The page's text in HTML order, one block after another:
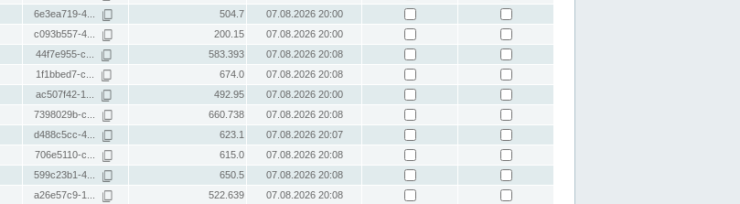
6e3ea719-4... 504.7
07.08.2026 20:00
c093b557-4... 200.15
07.08.2026 20:00
44f7e955-c... 583.393
07.08.2026 20:08
1f1bbed7-c... 674.0
07.08.2026 20:08
ac507f42-1... 492.95
07.08.2026 20:00
7398029b-c... 660.738
07.08.2026 20:08
d488c5cc-4... 623.1
07.08.2026 20:07
706e5110-c... 615.0
07.08.2026 20:08
599c23b1-4... 650.5
07.08.2026 20:08
a26e57c9-1... 522.639
07.08.2026 20:08